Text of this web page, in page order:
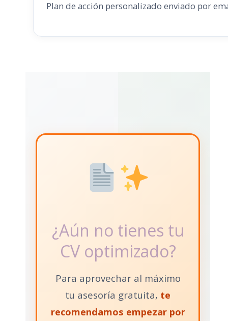
Plan de acción personalizado enviado por
¿Aún no tienes tu
CV optimizado?
Para aprovechar al máximo
tu asesoría gratuita, te
recomendamos empezar por